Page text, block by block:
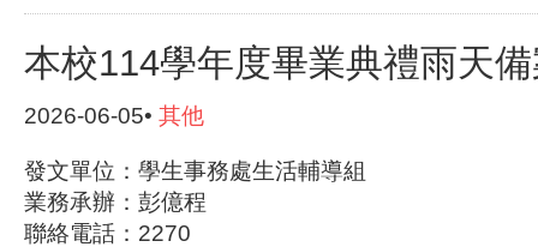
本校114學年度畢業典禮雨天
2026-06-05• 其他
發文單位：學生事務處生活輔導組
業務承辦：彭億程
聯絡電話：2270